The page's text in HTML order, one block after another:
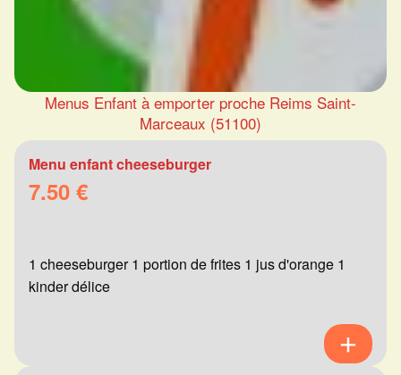
Menus Enfant à emporter proche Reims Saint-
Marceaux (51100)
Menu enfant cheeseburger
7.50 €
1 cheeseburger 1 portion de frites 1 jus d'orange 1
kinder délice